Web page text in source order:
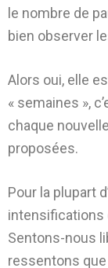
le nombre de
bien observer
Alors oui, elle
« semaines »,
chaque
proposées.
Pour la plupart
intensifications
Sentons-nous
ressentons